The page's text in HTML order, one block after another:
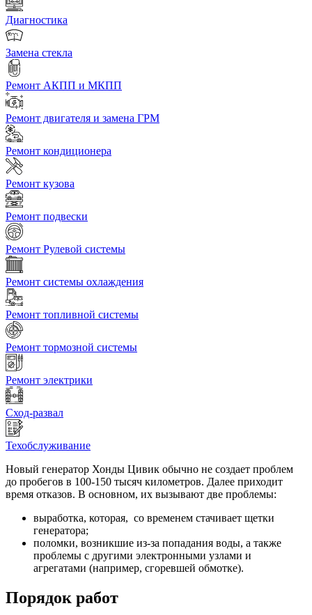
Диагностика
Замена стекла
Ремонт АКПП и МКПП
Ремонт двигателя и замена ГРМ
Ремонт кондиционера
Ремонт кузова
Ремонт подвески
Ремонт Рулевой системы
Ремонт системы охлаждения
Ремонт топливной системы
Ремонт тормозной системы
Ремонт электрики
Сход-развал
Техобслуживание
Новый генератор Хонды Цивик обычно не создает проблем
до пробегов в 100-150 тысяч километров. Далее приходит
время отказов. В основном, их вызывают две проблемы:
выработка, которая, со временем стачивает щетки
генератора;
поломки, возникшие из-за попадания воды, а также
проблемы с другими электронными узлами и
агрегатами (например, сгоревшей обмотке).
Порядок работ